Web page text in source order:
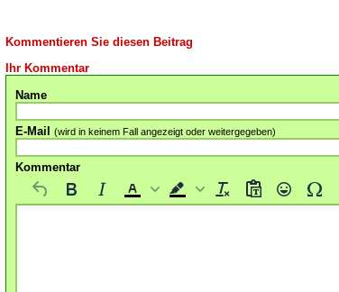
Kommentieren Sie diesen Beitrag
Ihr Kommentar
Name
E-Mail (wird in keinem Fall angezeigt oder weitergegeben)
Kommentar